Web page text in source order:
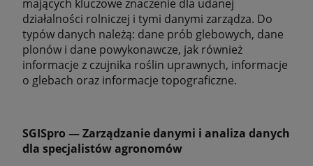
mających kluczowe znaczenie dla udanej
działalności rolniczej i tymi danymi zarządza. Do
typów danych należą: dane prób glebowych, dane
plonów i dane powykonawcze, jak również
informacje z czujnika roślin uprawnych, informacje
o glebach oraz informacje topograficzne.
SGISpro — Zarządzanie danymi i analiza danych
dla specjalistów agronomów